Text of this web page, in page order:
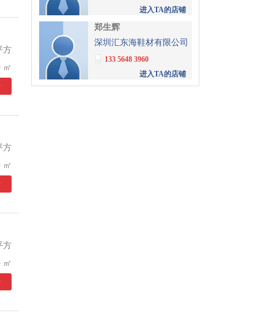
方
㎡
方
㎡
方
㎡
进入TA的店铺
郑生辉
深圳汇东海鞋材有限公司
133 5648 3960
进入TA的店铺